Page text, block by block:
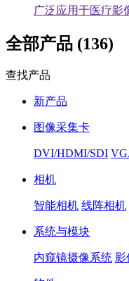
广泛应用于医疗影
全部产品 (136)
查找产品
新产品
图像采集卡
DVI/HDMI/SDI
相机
智能相机 线阵相机
系统与模块
内窥镜摄像系统 影